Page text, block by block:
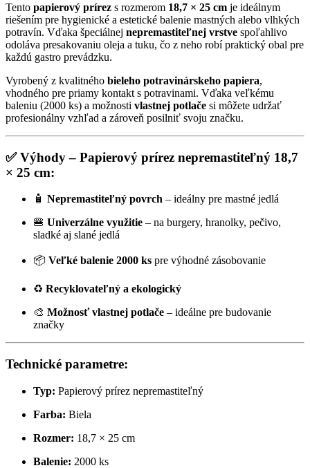
Tento papierový prírez s rozmerom 18,7 × 25 cm je ideálnym
riešením pre hygienické a estetické balenie mastných alebo vlhkých
potravín. Vďaka špeciálnej nepremastiteľnej vrstve spoľahlivo
odoláva presakovaniu oleja a tuku, čo z neho robí praktický obal pre
každú gastro prevádzku.
Vyrobený z kvalitného bieleho potravinárskeho papiera,
vhodného pre priamy kontakt s potravinami. Vďaka veľkému
baleniu (2000 ks) a možnosti vlastnej potlače si môžete udržať
profesionálny vzhľad a zároveň posilniť svoju značku.
✅Výhody – Papierový prírez nepremastiteľný 18,7
× 25 cm:
🧴 Nepremastiteľný povrch – ideálny pre mastné jedlá
🍔 Univerzálne využitie – na burgery, hranolky, pečivo,
sladké aj slané jedlá
📦 Veľké balenie 2000 ks pre výhodné zásobovanie
♻️ Recyklovateľný a ekologický
🎨 Možnosť vlastnej potlače – ideálne pre budovanie
značky
Technické parametre:
Typ: Papierový prírez nepremastiteľný
Farba: Biela
Rozmer: 18,7 × 25 cm
Balenie: 2000 ks